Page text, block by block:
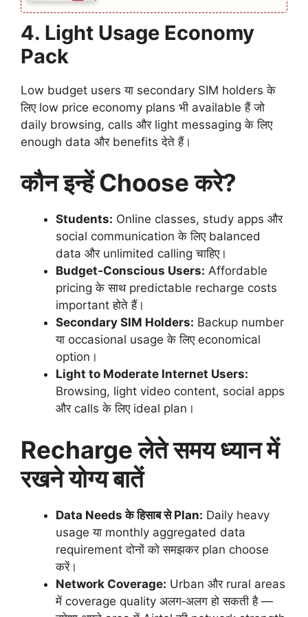
4. Light Usage Economy
Pack
Low budget users या secondary SIM holders के
लिए low price economy plans भी available हैं जो
daily browsing, calls और light messaging के लिए
enough data और benefits देते हैं।
कौन इन्हें Choose करे?
Students: Online classes, study apps और
social communication के लिए balanced
data और unlimited calling चाहिए।
Budget‑Conscious Users: Affordable
pricing के साथ predictable recharge costs
important होते हैं।
Secondary SIM Holders: Backup number
या occasional usage के लिए economical
option।
Light to Moderate Internet Users:
Browsing, light video content, social apps
और calls के लिए ideal plan।
Recharge लेते समय ध्यान में
रखने योग्य बातें
Data Needs के हिसाब से Plan: Daily heavy
usage या monthly aggregated data
requirement दोनों को समझकर plan choose
करें।
Network Coverage: Urban और rural areas
में coverage quality अलग‑अलग हो सकती है —